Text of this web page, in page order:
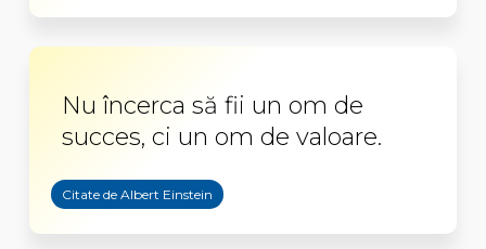
Nu încerca să fii un om de
succes, ci un om de valoare.
Citate de Albert Einstein